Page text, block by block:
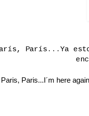
París...Ya
Paris, Paris...I´m here